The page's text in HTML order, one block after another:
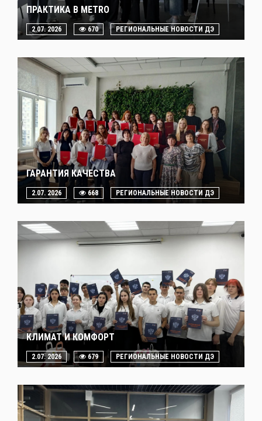
ПРАКТИКА В METRO
2.07. 2026 670 РЕГИОНАЛЬНЫЕ НОВОСТИ ДЭ
ГАРАНТИЯ КАЧЕСТВА
2.07. 2026 668 РЕГИОНАЛЬНЫЕ НОВОСТИ ДЭ
КЛИМАТ И КОМФОРТ
2.07. 2026 679 РЕГИОНАЛЬНЫЕ НОВОСТИ ДЭ